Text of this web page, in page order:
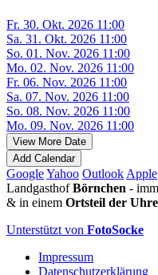
Fr. 30. Okt. 2026 11:00
Sa. 31. Okt. 2026 11:00
So. 01. Nov. 2026 11:00
Mo. 02. Nov. 2026 11:00
Fr. 06. Nov. 2026 11:00
Sa. 07. Nov. 2026 11:00
So. 08. Nov. 2026 11:00
Mo. 09. Nov. 2026 11:00
View More Date
Add Calendar
GoogleYahoo Outlook Apple
LandgasthofBörnchen -
& in einem Ortsteil der
Unterstützt von FotoSocke
Impressum
Datenschutzerklärung